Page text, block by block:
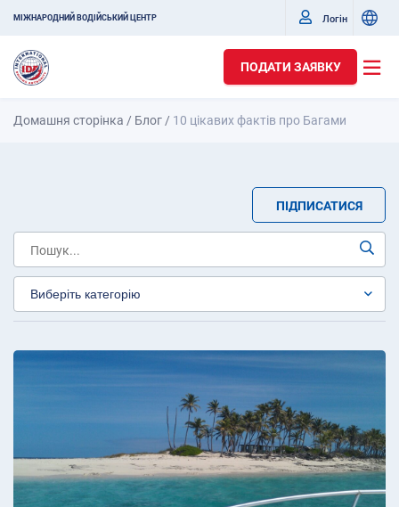
МІЖНАРОДНИЙ ВОДІЙСЬКИЙ ЦЕНТР Логін
ПОДАТИ ЗАЯВКУ
Домашня сторінка / Блог / 10 цікавих фактів про Багами
ПІДПИСАТИСЯ